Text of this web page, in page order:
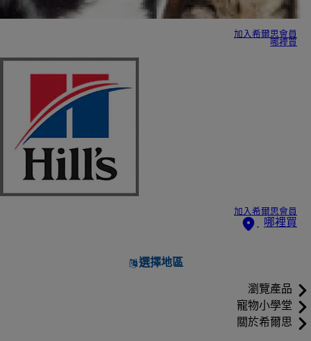
加入希爾思會員
哪裡買
加入希爾思會員
哪裡買
選擇地區
瀏覽產品
寵物小學堂
關於希爾思